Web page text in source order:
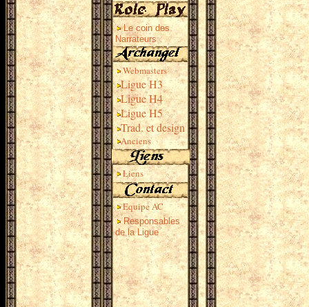
Le coin des
Narrateurs
Webmasters
Ligue H3
Ligue H4
Ligue H5
Trad. et design
Anciens
Liens
Equipe AC
Responsables
de la Ligue